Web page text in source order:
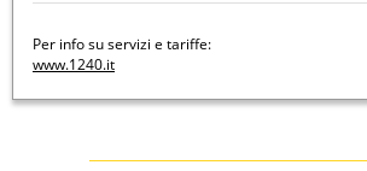
Per info su servizi e tariffe:
www.1240.it